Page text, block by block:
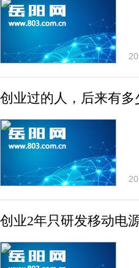
创业过的人，后来有多
创业2年只研发移动电